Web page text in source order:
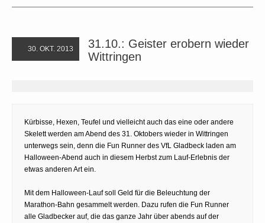
30. OKT. 2013
31.10.: Geister erobern wieder
Wittringen
Kürbisse, Hexen, Teufel und vielleicht auch das eine oder andere
Skelett werden am Abend des 31. Oktobers wieder in Wittringen
unterwegs sein, denn die Fun Runner des VfL Gladbeck laden am
Halloween-Abend auch in diesem Herbst zum Lauf-Erlebnis der
etwas anderen Art ein.
Mit dem Halloween-Lauf soll Geld für die Beleuchtung der
Marathon-Bahn gesammelt werden. Dazu rufen die Fun Runner
alle Gladbecker auf, die das ganze Jahr über abends auf der